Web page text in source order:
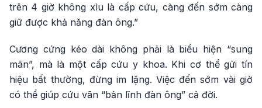
trên 4 giờ không xìu là cấp cứu, càng đến sớm càng
giữ được khả năng đàn ông.”
Cương cứng kéo dài không phải là biểu hiện “sung
mãn”, mà là một cấp cứu y khoa. Khi cơ thể gửi tín
hiệu bất thường, đừng im lặng. Việc đến sớm vài giờ
có thể giúp cứu vãn “bản lĩnh đàn ông” cả đời.